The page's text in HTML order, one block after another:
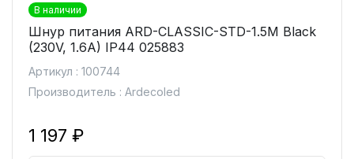
В наличии
Шнур питания ARD-CLASSIC-STD-1.5M Black
(230V, 1.6A) IP44 025883
Артикул : 100744
Производитель : Ardecoled
1 197 ₽